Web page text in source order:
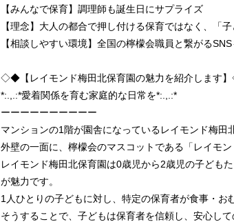
【みんなで保育】調理師も誕生日にサプライズ
【理念】大人の都合で押し付ける保育ではなく、「
【相談しやすい環境】全国の檸檬会職員と繋がるSNS
◇◆【レイモンド梅田北保育園の魅力を紹介します
*:.,.:*愛着関係を育む家庭的な日常を*:.,.:*
ーーーーーーーーーー
マンションの1階が園舎になっているレイモンド梅田
外壁の一面に、檸檬会のマスコットである「レイモ
レイモンド梅田北保育園は0歳児から2歳児の子ども
が魅力です。
1人ひとりの子どもに対し、特定の保育者が食事・
そうすることで、子どもは保育者を信頼し、安心し